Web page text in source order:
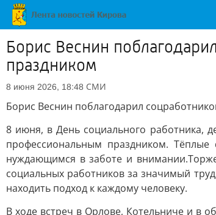
Борис Веснин
праздником
8 июня 2026, 18:48 СМИ
Борис Веснин поблагодарил
8 июня, в День социального работника,
профессиональным праздником.
нуждающимся в заботе и
социальных работников за значимый
находить подход к каждому человеку.
В ходе встреч в Орлове, Котельниче и в